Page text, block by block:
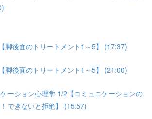
脚後面のトリートメント1～5】 (17:37)
脚後面のトリートメント1～5】 (21:00)
ーション心理学 1/2【コミュニケーションの
できないと拒絶】 (15:57)